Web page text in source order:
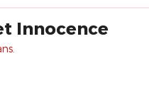
Innocence